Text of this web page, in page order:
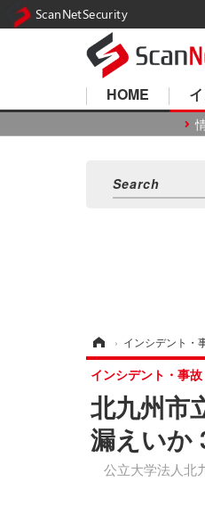
HOME
› インシデント・
北九州市
漏えいか
公立大学法人北
インシデント・事故
ScanNetSecurity